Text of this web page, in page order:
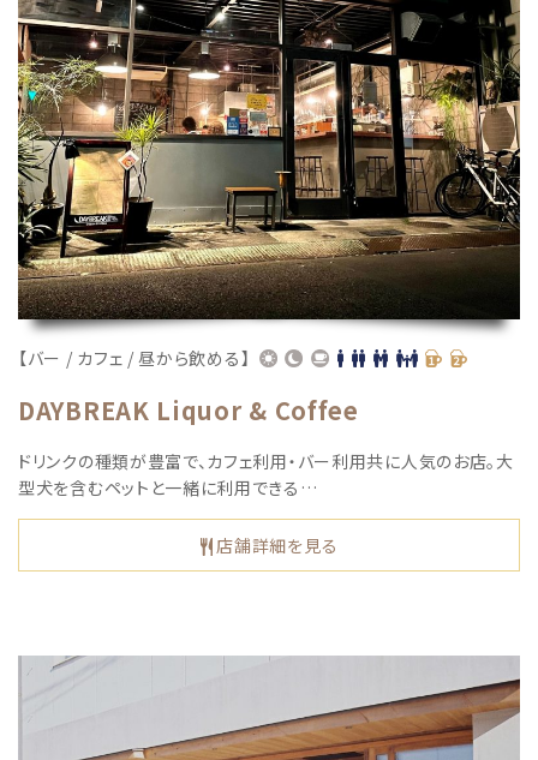
【バー / カフェ / 昼から飲める】
DAYBREAK Liquor & Coffee
ドリンクの種類が豊富で、カフェ利用・バー利用共に人気のお店。大
型犬を含むペットと一緒に利用できる…
店舗詳細を見る